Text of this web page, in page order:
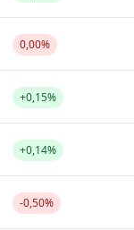
0,00%
+0,15%
+0,14%
-0,50%